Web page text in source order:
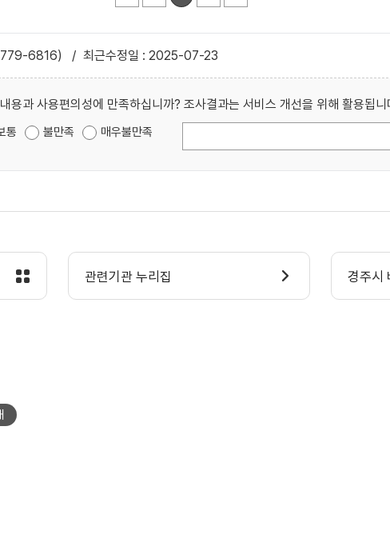
6816) / 최근수정일 : 2025-07-23
용과 사용편의성에 만족하십니까? 조사결과는 서비스 개선을 위해 활용됩니
통 불만족 매우불만족
관련기관 누리집 경주시